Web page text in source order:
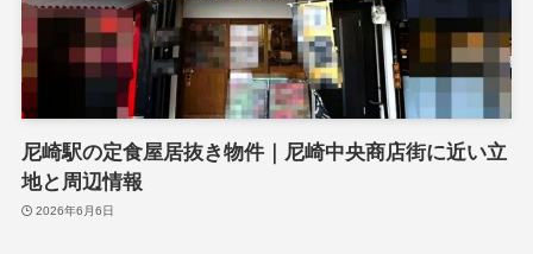
尼崎駅の定食屋居抜き物件｜尼崎中央商店街に近い立
地と周辺情報
2026年6月6日